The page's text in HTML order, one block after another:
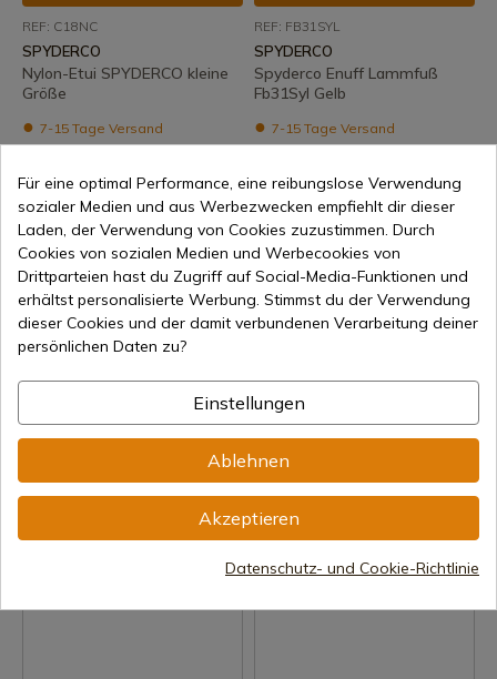
REF: C18NC
SPYDERCO
Nylon-Etui SPYDERCO kleine
Größe
7-15 Tage Versand
REF: FB31SYL
SPYDERCO
Spyderco Enuff Lammfuß
Fb31Syl Gelb
7-15 Tage Versand
SPYDERCO
179,95 €
REF: K08PBK
SPYDERCO
16,5 cm Schwarz
109,95 €
Für eine optimal Performance, eine reibungslose Verwendung
sozialer Medien und aus Werbezwecken empfiehlt dir dieser
Laden, der Verwendung von Cookies zuzustimmen. Durch
Cookies von sozialen Medien und Werbecookies von
Drittparteien hast du Zugriff auf Social-Media-Funktionen und
erhältst personalisierte Werbung. Stimmst du der Verwendung
dieser Cookies und der damit verbundenen Verarbeitung deiner
persönlichen Daten zu?
Einstellungen
Ablehnen
Akzeptieren
Datenschutz- und Cookie-Richtlinie